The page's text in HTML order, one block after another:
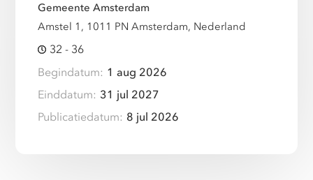
Gemeente Amsterdam
Amstel 1, 1011 PN Amsterdam, Nederland
32 - 36
Begindatum: 1 aug 2026
Einddatum: 31 jul 2027
Publicatiedatum: 8 jul 2026